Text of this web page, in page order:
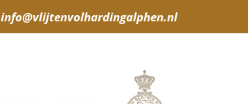
info@vlijtenvolhardingalphen.nl